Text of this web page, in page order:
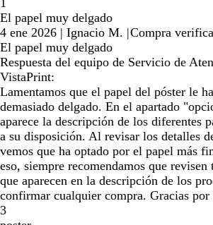
1
El papel muy delgado
4 ene 2026 | Ignacio M. |Compra
El papel muy delgado
Respuesta del equipo de Servicio de
VistaPrint:
Lamentamos que el papel del póster le
demasiado delgado. En el apartado
aparece la descripción de los diferentes
a su disposición. Al revisar los detalles
vemos que ha optado por el papel más
eso, siempre recomendamos que revisen
que aparecen en la descripción de los
confirmar cualquier compra. Gracias por
3